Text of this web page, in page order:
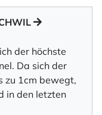
der höchste
Da sich der
zu 1cm bewegt,
in den letzten